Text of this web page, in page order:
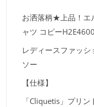
お洒落柄★上品！エ
ャツ コピー
レディースファッシ
ソー
【仕様】
「Cliquetis」プリ